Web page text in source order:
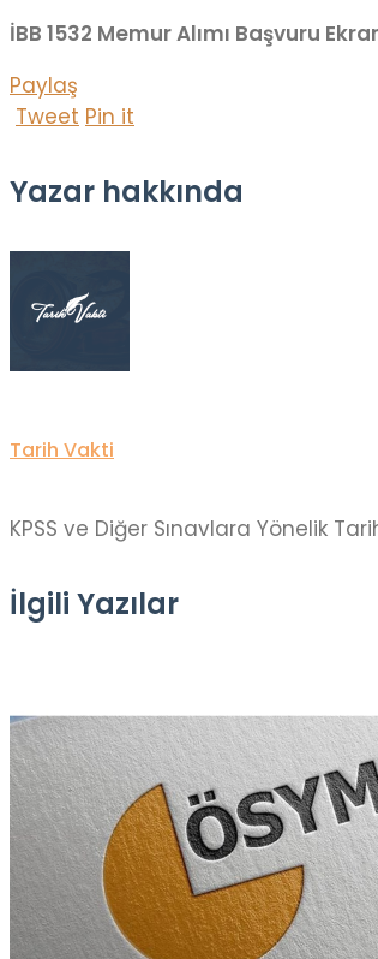
İBB 1532 Memur Alımı Başvuru
Paylaş
Tweet Pin it
Yazar hakkında
Tarih Vakti
KPSS ve Diğer Sınavlara Yönelik
İlgili Yazılar